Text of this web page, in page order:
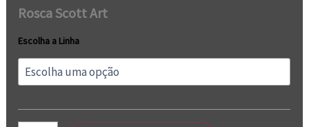
Rosca Scott Art
Escolha a Linha